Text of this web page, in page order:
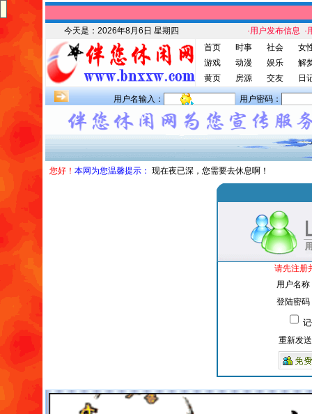
今天是： 2026年8月6日 星期四 ·用户发布信息 ·
首页
时事 社会
女
游戏
动漫 娱乐
解
黄页
房源 交友 日
用户名输入： 用户密码：
您好！ 本网为您温馨提示： 现在夜已深，您需要去休息啊！
请先注册
用户名
登陆密
重新发